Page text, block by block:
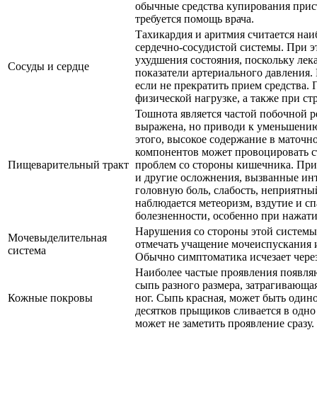
обычные средства купирования
требуется помощь врача.
Сосуды и сердце
Тахикардия и аритмия считается
сердечно-сосудистой системы. При
ухудшения состояния, поскольку
показатели артериального
если не прекратить прием
физической нагрузке, а также при
Пищеварительный тракт
Тошнота является частой побочной
выражена, но приводи к
этого, высокое содержание в
компонентов может провоцировать
проблем со стороны кишечника.
и другие осложнения, вызванные
головную боль, слабость,
наблюдается метеоризм, вздутие и
болезненности, особенно при
Мочевыделительная
система
Нарушения со стороны этой
отмечать учащение
Обычно симптоматика исчезает
Кожные покровы
Наиболее частые проявления
сыпь разного размера,
ног. Сыпь красная, может быть
десятков прыщиков сливается в
может не заметить проявление сразу.